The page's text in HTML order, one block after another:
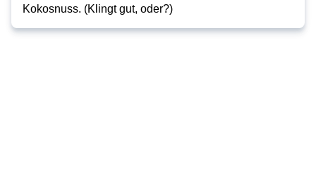
Kokosnuss. (Klingt gut, oder?)